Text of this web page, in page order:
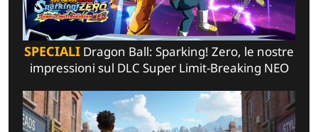
SPECIALI Dragon Ball: Sparking! Zero, le nostre
impressioni sul DLC Super Limit-Breaking NEO